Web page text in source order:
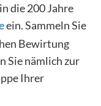
die 200 Jahre
ein. Sammeln Sie
Bewirtung
Sie nämlich zur
Ihrer